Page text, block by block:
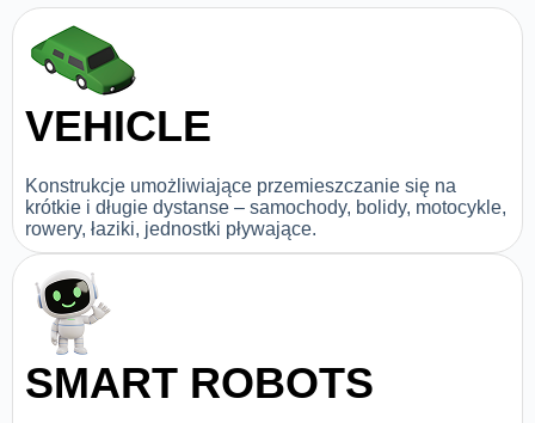
VEHICLE
Konstrukcje umożliwiające przemieszczanie się na
krótkie i długie dystanse – samochody, bolidy, motocykle,
rowery, łaziki, jednostki pływające.
SMART ROBOTS